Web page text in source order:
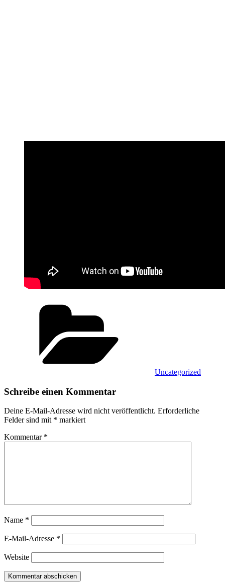
Uncategorized
Schreibe einen Kommentar
Deine E-Mail-Adresse wird nicht veröffentlicht. Erforderliche
Felder sind mit * markiert
Kommentar *
Name *
E-Mail-Adresse *
Website